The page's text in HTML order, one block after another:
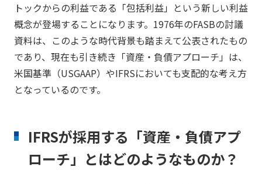
トックからの利益である「包括利益」という新しい利益
概念が登場することになります。1976年のFASBの討議
資料は、このような時代背景も踏まえて公表されたもの
であり、現在も引き続き「資産・負債アプローチ」は、
米国基準（USGAAP）やIFRSにおいても支配的な考え方
となっているのです。
IFRSが採用する「資産・負債アプ
ローチ」とはどのようなものか？